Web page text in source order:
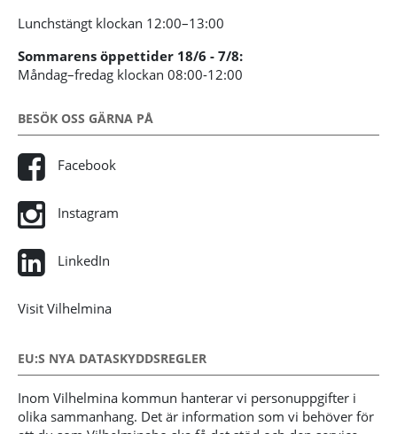
Lunchstängt klockan 12:00–13:00
Sommarens öppettider 18/6 - 7/8:
Måndag–fredag klockan 08:00-12:00
BESÖK OSS GÄRNA PÅ
Facebook
Instagram
LinkedIn
Visit Vilhelmina
EU:S NYA DATASKYDDSREGLER
Inom Vilhelmina kommun hanterar vi personuppgifter i
olika sammanhang. Det är information som vi behöver för